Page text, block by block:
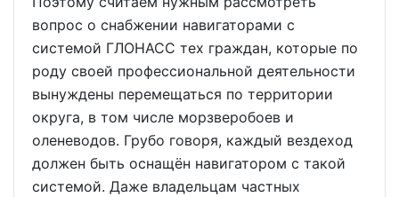
вопрос о снабжении навигаторами с
системой ГЛОНАСС тех граждан, которые по
роду своей профессиональной деятельности
вынуждены перемещаться по территории
округа, в том числе морзверобоев и
оленеводов. Грубо говоря, каждый вездеход
должен быть оснащён навигатором с такой
системой. Даже владельцам частных